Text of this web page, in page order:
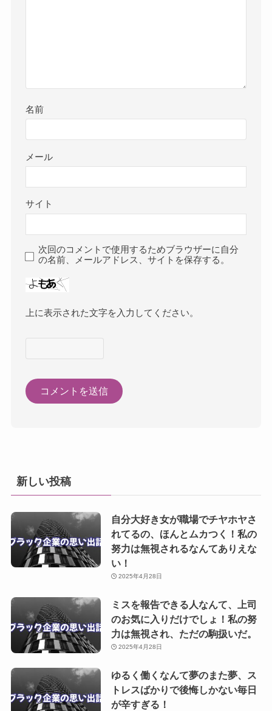
名前
メール
サイト
次回のコメントで使用するためブラウザーに自分
の名前、メールアドレス、サイトを保存する。
上に表示された文字を入力してください。
新しい投稿
自分大好き女が職場でチヤホヤさ
れてるの、ほんとムカつく！私の
努力は無視されるなんてありえな
い！
2025年4月28日
ミスを報告できる人なんて、上司
のお気に入りだけでしょ！私の努
力は無視され、ただの駒扱いだ。
2025年4月28日
ゆるく働くなんて夢のまた夢、ス
トレスばかりで後悔しかない毎日
が辛すぎる！